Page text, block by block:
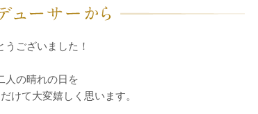
うございました！
人の晴れの日を
けて大変嬉しく思います。